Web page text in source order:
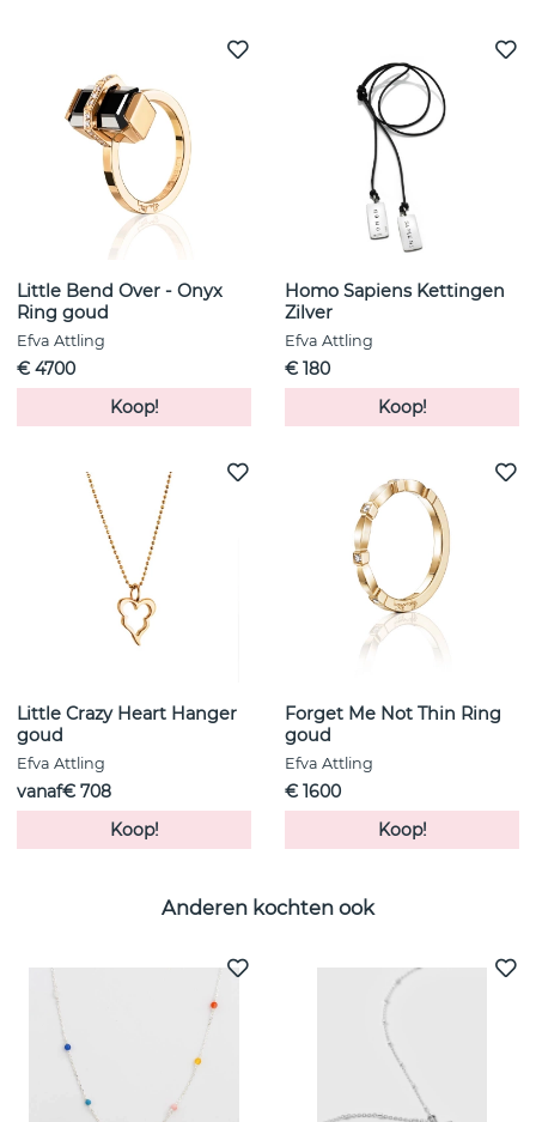
Little Bend Over - Onyx
Ring goud
Efva Attling
€ 4700
Koop!
Homo Sapiens Kettingen
Zilver
Efva Attling
€ 180
Koop!
Little Crazy Heart Hanger
goud
Efva Attling
vanaf€ 708
Koop!
Forget Me Not Thin Ring
goud
Efva Attling
€ 1600
Koop!
Anderen kochten ook